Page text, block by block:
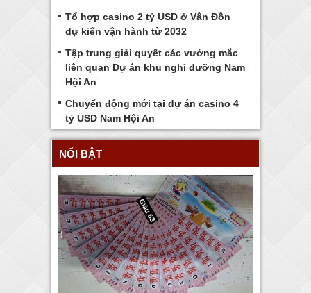
Tổ hợp casino 2 tỷ USD ở Vân Đồn
dự kiến vận hành từ 2032
Tập trung giải quyết các vướng mắc
liên quan Dự án khu nghỉ dưỡng Nam
Hội An
Chuyển động mới tại dự án casino 4
tỷ USD Nam Hội An
NỔI BẬT